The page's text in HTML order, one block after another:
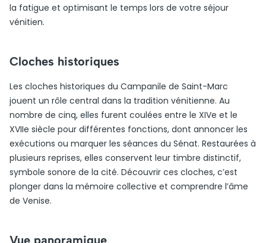
la fatigue et optimisant le temps lors de votre séjour
vénitien.
Cloches historiques
Les cloches historiques du Campanile de Saint-Marc
jouent un rôle central dans la tradition vénitienne. Au
nombre de cinq, elles furent coulées entre le XIVe et le
XVIIe siècle pour différentes fonctions, dont annoncer les
exécutions ou marquer les séances du Sénat. Restaurées à
plusieurs reprises, elles conservent leur timbre distinctif,
symbole sonore de la cité. Découvrir ces cloches, c’est
plonger dans la mémoire collective et comprendre l’âme
de Venise.
Vue panoramique